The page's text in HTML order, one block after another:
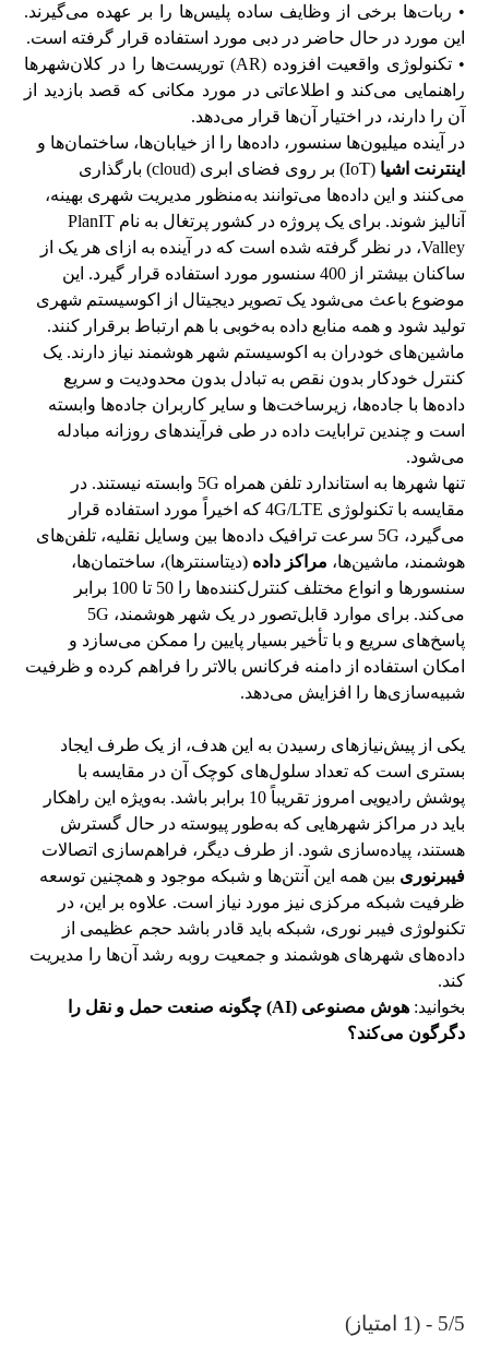
• ربات‌ها برخی از وظایف ساده پلیس‌ها را بر عهده می‌گیرند.
این مورد در حال حاضر در دبی مورد استفاده قرار گرفته است.
• تکنولوژی واقعیت افزوده (AR) توریست‌ها را در کلان‌شهرها
راهنمایی می‌کند و اطلاعاتی در مورد مکانی که قصد بازدید از
آن را دارند، در اختیار آن‌ها قرار می‌دهد.
در آینده میلیون‌ها سنسور، داده‌ها را از خیابان‌ها، ساختمان‌ها و
اینترنت اشیا
(IoT) بر روی فضای ابری (cloud) بارگذاری
می‌کنند و این داده‌ها می‌توانند به‌منظور مدیریت شهری بهینه،
آنالیز شوند. برای یک پروژه در کشور پرتغال به نام PlanIT
Valley، در نظر گرفته شده است که در آینده به ازای هر یک از
ساکنان بیشتر از 400 سنسور مورد استفاده قرار گیرد. این
موضوع باعث می‌شود یک تصویر دیجیتال از اکوسیستم شهری
تولید شود و همه منابع داده به‌خوبی با هم ارتباط برقرار کنند.
ماشین‌های خودران به اکوسیستم شهر هوشمند نیاز دارند. یک
کنترل خودکار بدون نقص به تبادل بدون محدودیت و سریع
داده‌ها با جاده‌ها، زیرساخت‌ها و سایر کاربران جاده‌ها وابسته
است و چندین ترابایت داده در طی فرآیندهای روزانه مبادله
می‌شود.
تنها شهرها به استاندارد تلفن همراه 5G وابسته نیستند. در
مقایسه با تکنولوژی 4G/LTE که اخیراً مورد استفاده قرار
می‌گیرد، 5G سرعت ترافیک داده‌ها بین وسایل نقلیه، تلفن‌های
هوشمند، ماشین‌ها، مراکز داده (دیتاسنترها)، ساختمان‌ها،
سنسورها و انواع مختلف کنترل‌کننده‌ها را 50 تا 100 برابر
می‌کند. برای موارد قابل‌تصور در یک شهر هوشمند، 5G
پاسخ‌های سریع و با تأخیر بسیار پایین را ممکن می‌سازد و
امکان استفاده از دامنه فرکانس بالاتر را فراهم کرده و ظرفیت
شبیه‌سازی‌ها را افزایش می‌دهد.
یکی از پیش‌نیازهای رسیدن به این هدف، از یک طرف ایجاد
بستری است که تعداد سلول‌های کوچک آن در مقایسه با
پوشش رادیویی امروز تقریباً 10 برابر باشد. به‌ویژه این راهکار
باید در مراکز شهرهایی که به‌طور پیوسته در حال گسترش
هستند، پیاده‌سازی شود. از طرف دیگر، فراهم‌سازی اتصالات
فیبرنوری بین همه این آنتن‌ها و شبکه موجود و همچنین توسعه
ظرفیت شبکه مرکزی نیز مورد نیاز است. علاوه بر این، در
تکنولوژی فیبر نوری، شبکه باید قادر باشد حجم عظیمی از
داده‌های شهرهای هوشمند و جمعیت روبه رشد آن‌ها را مدیریت
کند.
بخوانید:
هوش مصنوعی (AI) چگونه صنعت حمل و نقل را
دگرگون می‌کند؟
5/5 - (1 امتیاز)